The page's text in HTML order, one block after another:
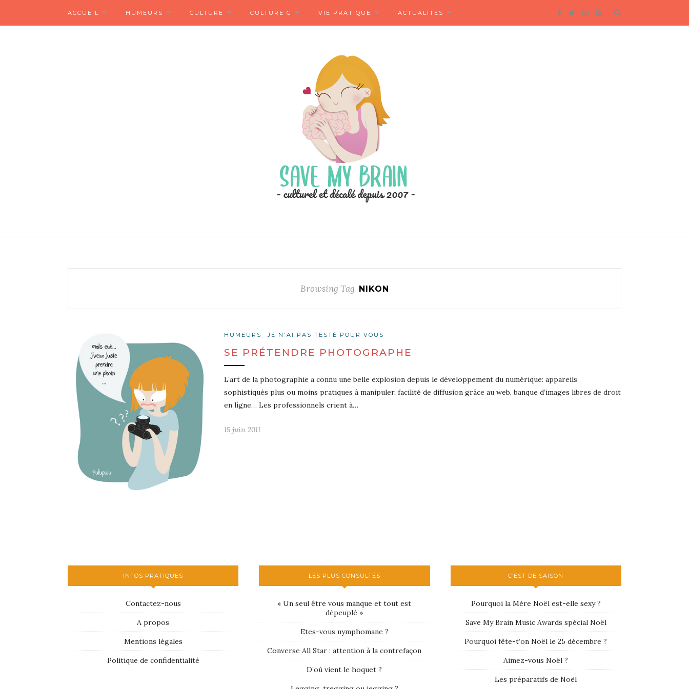
ACCUEIL HUMEURS CULTURE CULTURE G VIE PRATIQUE ACTUALITÉS
Browsing Tag NIKON
HUMEURS JE N'AI PAS TESTÉ POUR VOUS
SE PRÉTENDRE PHOTOGRAPHE
L’art de la photographie a connu une belle explosion depuis le développement du numérique: appareils
sophistiqués plus ou moins pratiques à manipuler, facilité de diffusion grâce au web, banque d’images libres de droit
en ligne… Les professionnels crient à…
15 juin 2011
INFOS PRATIQUES
Contactez-nous
A propos
Mentions légales
Politique de confidentialité
LES PLUS CONSULTÉS
« Un seul être vous manque et tout est
dépeuplé »
Etes-vous nymphomane ?
Converse All Star : attention à la contrefaçon
D’où vient le hoquet ?
C’EST DE SAISON
Pourquoi la Mère Noël est-elle sexy ?
Save My Brain Music Awards spécial Noël
Pourquoi fête-t’on Noël le 25 décembre ?
Aimez-vous Noël ?
Les préparatifs de Noël